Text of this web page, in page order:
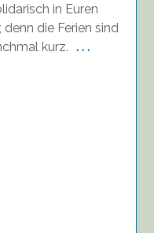
in Euren
die Ferien sind
kurz. . . .